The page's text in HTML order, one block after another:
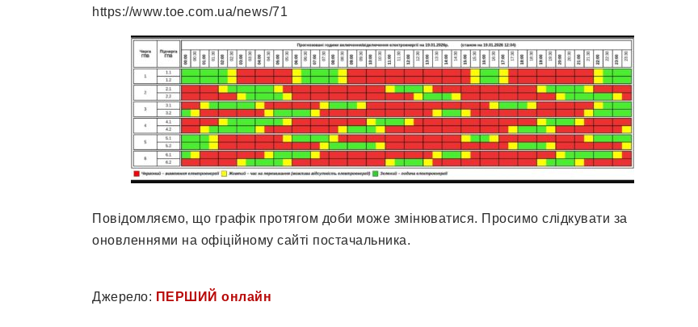
https://www.toe.com.ua/news/71
Повідомляємо, що графік протягом доби може змінюватися. Просимо слідкувати за
оновленнями на офіційному сайті постачальника.
Джерело: ПЕРШИЙ онлайн